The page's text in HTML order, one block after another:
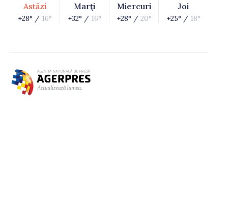
Astăzi
+28° / 16°
Marţi
+32° / 16°
Miercuri
+28° / 20°
Joi
+25° / 18°